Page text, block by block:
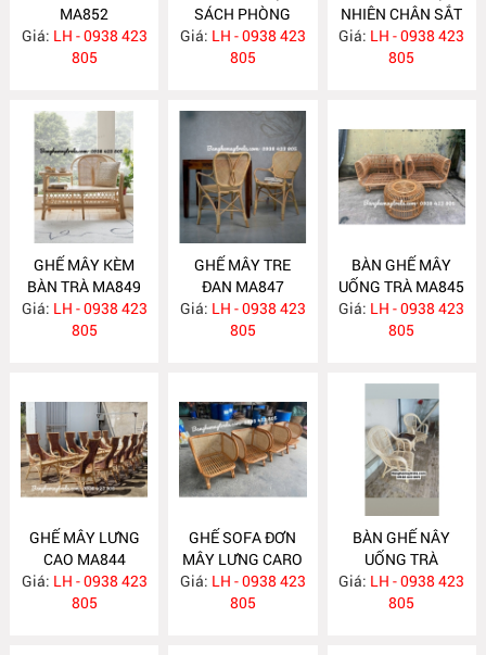
MA852
Giá: LH - 0938 423
805
SÁCH PHÒNG
NGỦ MA851
Giá: LH - 0938 423
805
NHIÊN CHÂN SẮT
MA850
Giá: LH - 0938 423
805
GHẾ MÂY KÈM
BÀN TRÀ MA849
Giá: LH - 0938 423
805
GHẾ MÂY TRE
ĐAN MA847
Giá: LH - 0938 423
805
BÀN GHẾ MÂY
UỐNG TRÀ MA845
Giá: LH - 0938 423
805
GHẾ MÂY LƯNG
CAO MA844
Giá: LH - 0938 423
805
GHẾ SOFA ĐƠN
MÂY LƯNG CARO
MA843
Giá: LH - 0938 423
805
BÀN GHẾ NÂY
UỐNG TRÀ
PHÒNG NGỦ
MA838
Giá: LH - 0938 423
805